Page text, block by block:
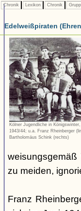
Chronik Lexikon Chronik
Edelweißpiraten
Kölner Jugendliche in
1943/44; u.a. Franz Rheinberger
Bartholomäus Schink (rechts)
zu meiden,
Franz